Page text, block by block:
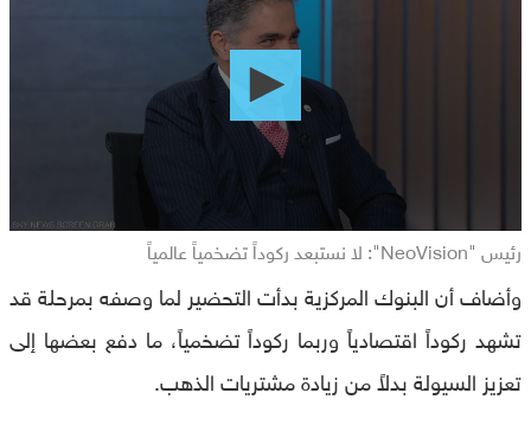
رئيس "NeoVision": لا نستبعد ركوداً تضخمياً عالمياً
وأضاف أن البنوك المركزية بدأت التحضير لما وصفه بمرحلة قد
تشهد ركوداً اقتصادياً وربما ركوداً تضخمياً، ما دفع بعضها إلى
تعزيز السيولة بدلاً من زيادة مشتريات الذهب.